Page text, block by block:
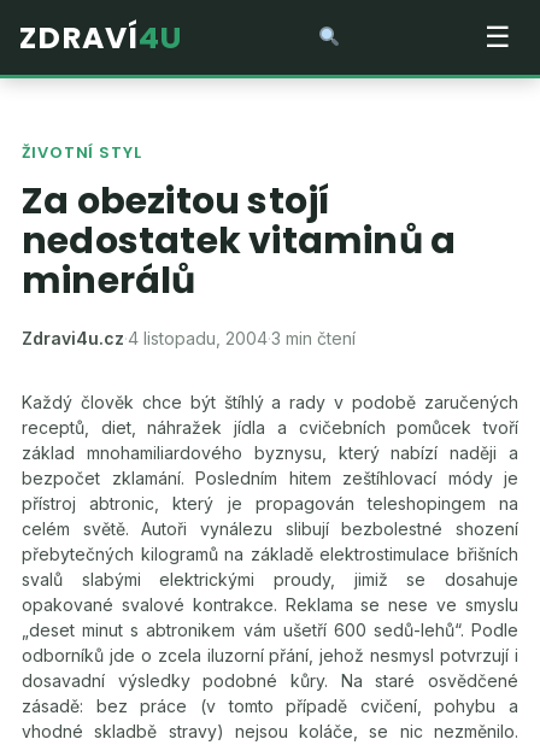
ZDRAVÍ4U ☰
ŽIVOTNÍ STYL
Za obezitou stojí
nedostatek vitaminů a
minerálů
Zdravi4u.cz·4 listopadu, 2004·3 min čtení
Každý člověk chce být štíhlý a rady v podobě zaručených
receptů, diet, náhražek jídla a cvičebních pomůcek tvoří
základ mnohamiliardového byznysu, který nabízí naději a
bezpočet zklamání. Posledním hitem zeštíhlovací módy je
přístroj abtronic, který je propagován teleshopingem na
celém světě. Autoři vynálezu slibují bezbolestné shození
přebytečných kilogramů na základě elektrostimulace břišních
svalů slabými elektrickými proudy, jimiž se dosahuje
opakované svalové kontrakce. Reklama se nese ve smyslu
„deset minut s abtronikem vám ušetří 600 sedů-lehů“. Podle
odborníků jde o zcela iluzorní přání, jehož nesmysl potvrzují i
dosavadní výsledky podobné kůry. Na staré osvědčené
zásadě: bez práce (v tomto případě cvičení, pohybu a
vhodné skladbě stravy) nejsou koláče, se nic nezměnilo.